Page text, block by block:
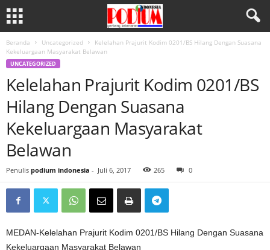
Beranda Uncategorized
Kelelahan Prajurit Kodim 0201/BS Hilang Dengan Suasana
Kekeluargaan Masyarakat Belawan
UNCATEGORIZED
Kelelahan Prajurit Kodim 0201/BS
Hilang Dengan Suasana
Kekeluargaan Masyarakat
Belawan
Penulis podium indonesia - Juli 6, 2017 265 0
MEDAN-Kelelahan Prajurit Kodim 0201/BS Hilang Dengan Suasana
Kekeluargaan Masyarakat Belawan